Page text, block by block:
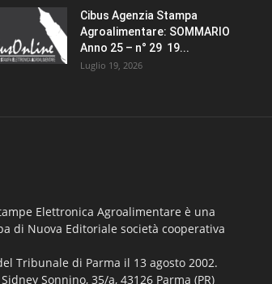
Cibus Agenzia Stampa
Agroalimentare: SOMMARIO
Anno 25 – n° 29 19...
Luglio 19, 2026
Elettronica Agroalimentare è una
di Nuova Editoriale società cooperativa
Tribunale di Parma il 13 agosto 2002.
Sonnino, 35/a, 43126 Parma (PR)